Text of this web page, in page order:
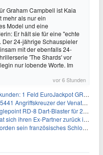
Graham Campbell ist Kaia
mehr als nur ein
Model und eine
Er hält sie für eine "echte
Der 24-jährige Schauspieler
mit der ebenfalls 24-
'The Shards' vor
nur lobende Worte. Im
vor 6 Stunden
1 Feld EuroJackpot GRATIS spielen
der Venator-Klasse für 50,25€
RD-8 Dart-Blaster für 20,49€
ihren Ex-Partner zurück ins Haus geholt
französisches Schloss verkaufen?